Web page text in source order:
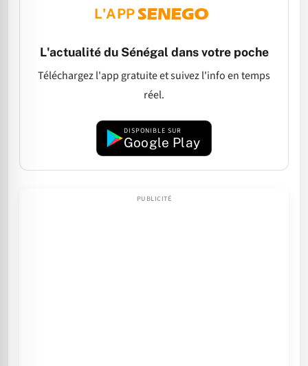
L'APP
L'actualité du Sénégal dans votre poche
Téléchargez l'app gratuite et suivez l'info en temps
réel.
DISPONIBLE SUR
Google Play